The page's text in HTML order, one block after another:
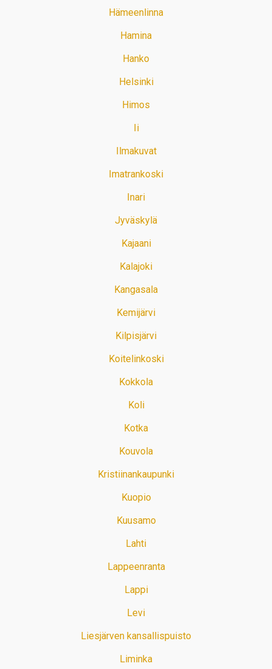
Hämeenlinna
Hamina
Hanko
Helsinki
Himos
Ii
Ilmakuvat
Imatrankoski
Inari
Jyväskylä
Kajaani
Kalajoki
Kangasala
Kemijärvi
Kilpisjärvi
Koitelinkoski
Kokkola
Koli
Kotka
Kouvola
Kristiinankaupunki
Kuopio
Kuusamo
Lahti
Lappeenranta
Lappi
Levi
Liesjärven kansallispuisto
Liminka